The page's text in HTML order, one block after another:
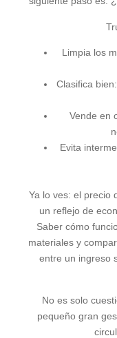
Limpia los
Clasifica
Vende en
Evita
Ya lo ves: el precio
un reflejo de
Saber cómo
materiales y
entre un ingreso
No es solo
pequeño gran